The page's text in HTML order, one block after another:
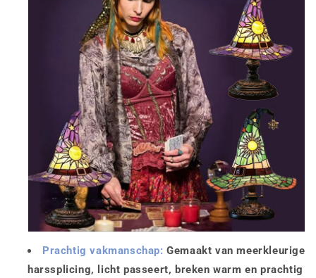
Prachtig vakmanschap:Gemaakt van meerkleurige
harssplicing, licht passeert, breken warm en prachtig